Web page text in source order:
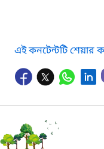
এই কনটেন্টটি শেয়ার